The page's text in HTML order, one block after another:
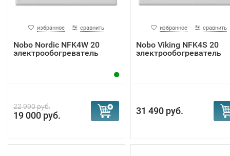
избранное сравнить
Nobo Nordic NFK4W 20
электрообогреватель
22 990 руб.
19 000 руб.
избранное сравнить
Nobo Viking NFK4S 20
электрообогреватель
31 490 руб.